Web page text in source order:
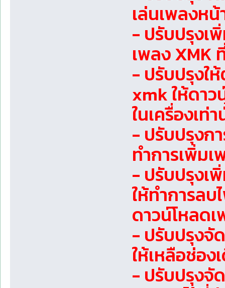
เล่นเพลงห
- ปรับปรุงเ
เพลง XMK
- ปรับปรุงใ
xmk ให้ดาว
ในเครื่องเท่
- ปรับปรุงก
ทำการเพิ่ม
- ปรับปรุงเ
ให้ทำการลบ
ดาวน์โหลดเ
- ปรับปรุงจั
ให้เหลือช่อ
- ปรับปรุงจั